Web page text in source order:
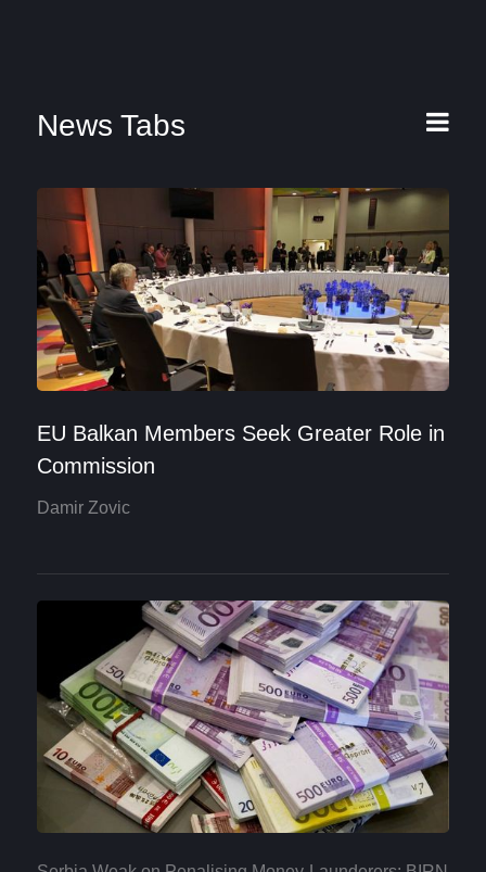
News Tabs
EU Balkan Members Seek Greater Role in
Commission
Damir Zovic